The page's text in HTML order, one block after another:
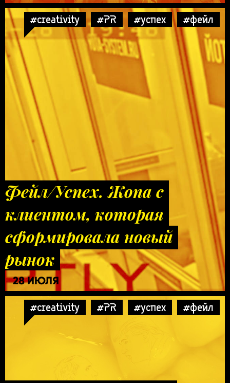
#creativity #PR #успех #фейл
Фейл/Успех. Жопа с
клиентом, которая
сформировала новый
рынок
28 ИЮЛЯ
#creativity #PR #успех #фейл